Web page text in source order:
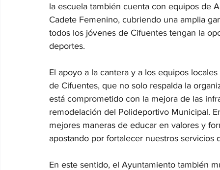
la escuela también cuenta con equipos de
Cadete Femenino, cubriendo una amplia
todos los jóvenes de Cifuentes tengan la
deportes.
El apoyo a la cantera y a los equipos
de Cifuentes, que no solo respalda la
está comprometido con la mejora de las
remodelación del Polideportivo Municipal.
mejores maneras de educar en valores y
apostando por fortalecer nuestros servicios
En este sentido, el Ayuntamiento también